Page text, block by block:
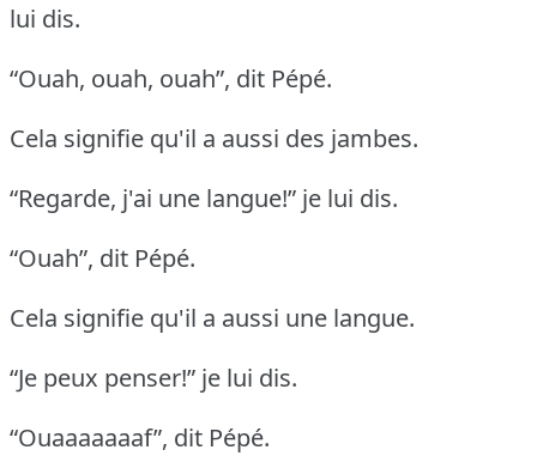
lui dis.
“Ouah, ouah, ouah”, dit Pépé.
Cela signifie qu'il a aussi des jambes.
“Regarde, j'ai une langue!” je lui dis.
“Ouah”, dit Pépé.
Cela signifie qu'il a aussi une langue.
“Je peux penser!” je lui dis.
“Ouaaaaaaaf”, dit Pépé.